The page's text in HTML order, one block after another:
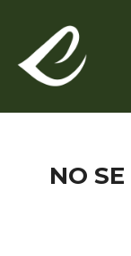
contenido
NO